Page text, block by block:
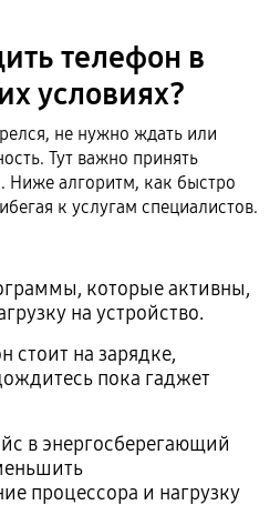
телефон в
условиях?
не нужно ждать или
Тут важно принять
Ниже алгоритм, как быстро
к услугам специалистов.
которые активны,
на устройство.
стоит на зарядке,
пока гаджет
в энергосберегающий
процессора и нагрузку